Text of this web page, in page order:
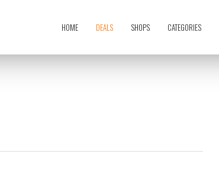
HOME DEALS SHOPS CATEGORIES